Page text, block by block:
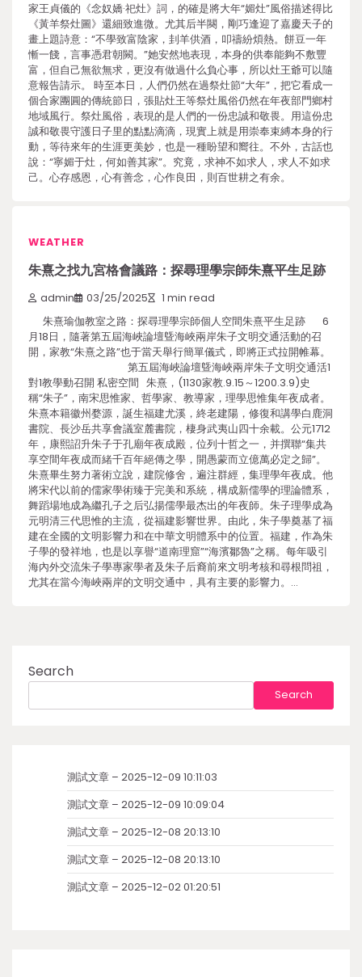
家王貞儀的《念奴嬌·祀灶》詞，的確是將大年“媚灶”風俗描述得比
《黃羊祭灶圖》還細致進微。尤其后半闋，剛巧逢迎了嘉慶天子的
畫上題詩意：“不學致富陰家，刲羊供酒，叩禱紛煩熱。餅豆一年
慚一餞，言事憑君朝闕。”她安然地表現，本身的供奉能夠不敷豐
富，但自己無欲無求，更沒有做過什么負心事，所以灶王爺可以隨
意報告請示。 時至本日，人們仍然在過祭灶節“大年”，把它看成一
個合家團圓的傳統節日，張貼灶王等祭灶風俗仍然在年夜部門鄉村
地域風行。祭灶風俗，表現的是人們的一份忠誠和敬畏。用這份忠
誠和敬畏守護日子里的點點滴滴，現實上就是用崇奉束縛本身的行
動，等待來年的生涯更美妙，也是一種盼望和嚮往。不外，古話也
說：“寧媚于灶，何如善其家”。究竟，求神不如求人，求人不如求
己。心存感恩，心有善念，心作良田，則百世耕之有余。
WEATHER
朱熹之找九宮格會議路：探尋理學宗師朱熹平生足跡
admin 03/25/2025 1 min read
朱熹瑜伽教室之路：探尋理學宗師個人空間朱熹平生足跡 6
月18日，隨著第五屆海峽論壇曁海峽兩岸朱子文明交通活動的召
開，家教“朱熹之路”也于當天舉行簡單儀式，即將正式拉開帷幕。
第五屆海峽論壇曁海峽兩岸朱子文明交通活1
對1教學動召開 私密空間 朱熹，(1130家教.9.15～1200.3.9)史
稱“朱子”，南宋思惟家、哲學家、教導家，理學思惟集年夜成者。
朱熹本籍徽州婺源，誕生福建尤溪，終老建陽，修復和講學白鹿洞
書院、長沙岳共享會議室麓書院，棲身武夷山四十余載。公元1712
年，康熙詔升朱子于孔廟年夜成殿，位列十哲之一，并撰聯“集共
享空間年夜成而緒千百年絕傳之學，開愚蒙而立億萬必定之歸”。
朱熹畢生努力著術立說，建院修舍，遍注群經，集理學年夜成。他
將宋代以前的儒家學術臻于完美和系統，構成新儒學的理論體系，
舞蹈場地成為繼孔子之后弘揚儒學最杰出的年夜師。朱子理學成為
元明清三代思惟的主流，從福建影響世界。由此，朱子學奠基了福
建在全國的文明影響力和在中華文明體系中的位置。福建，作為朱
子學的發祥地，也是以享譽“道南理窟”“海濱鄒魯”之稱。每年吸引
海內外交流朱子學專家學者及朱子后裔前來文明考核和尋根問祖，
尤其在當今海峽兩岸的文明交通中，具有主要的影響力。…
Search
Search
測試文章 – 2025-12-09 10:11:03
測試文章 – 2025-12-09 10:09:04
測試文章 – 2025-12-08 20:13:10
測試文章 – 2025-12-08 20:13:10
測試文章 – 2025-12-02 01:20:51